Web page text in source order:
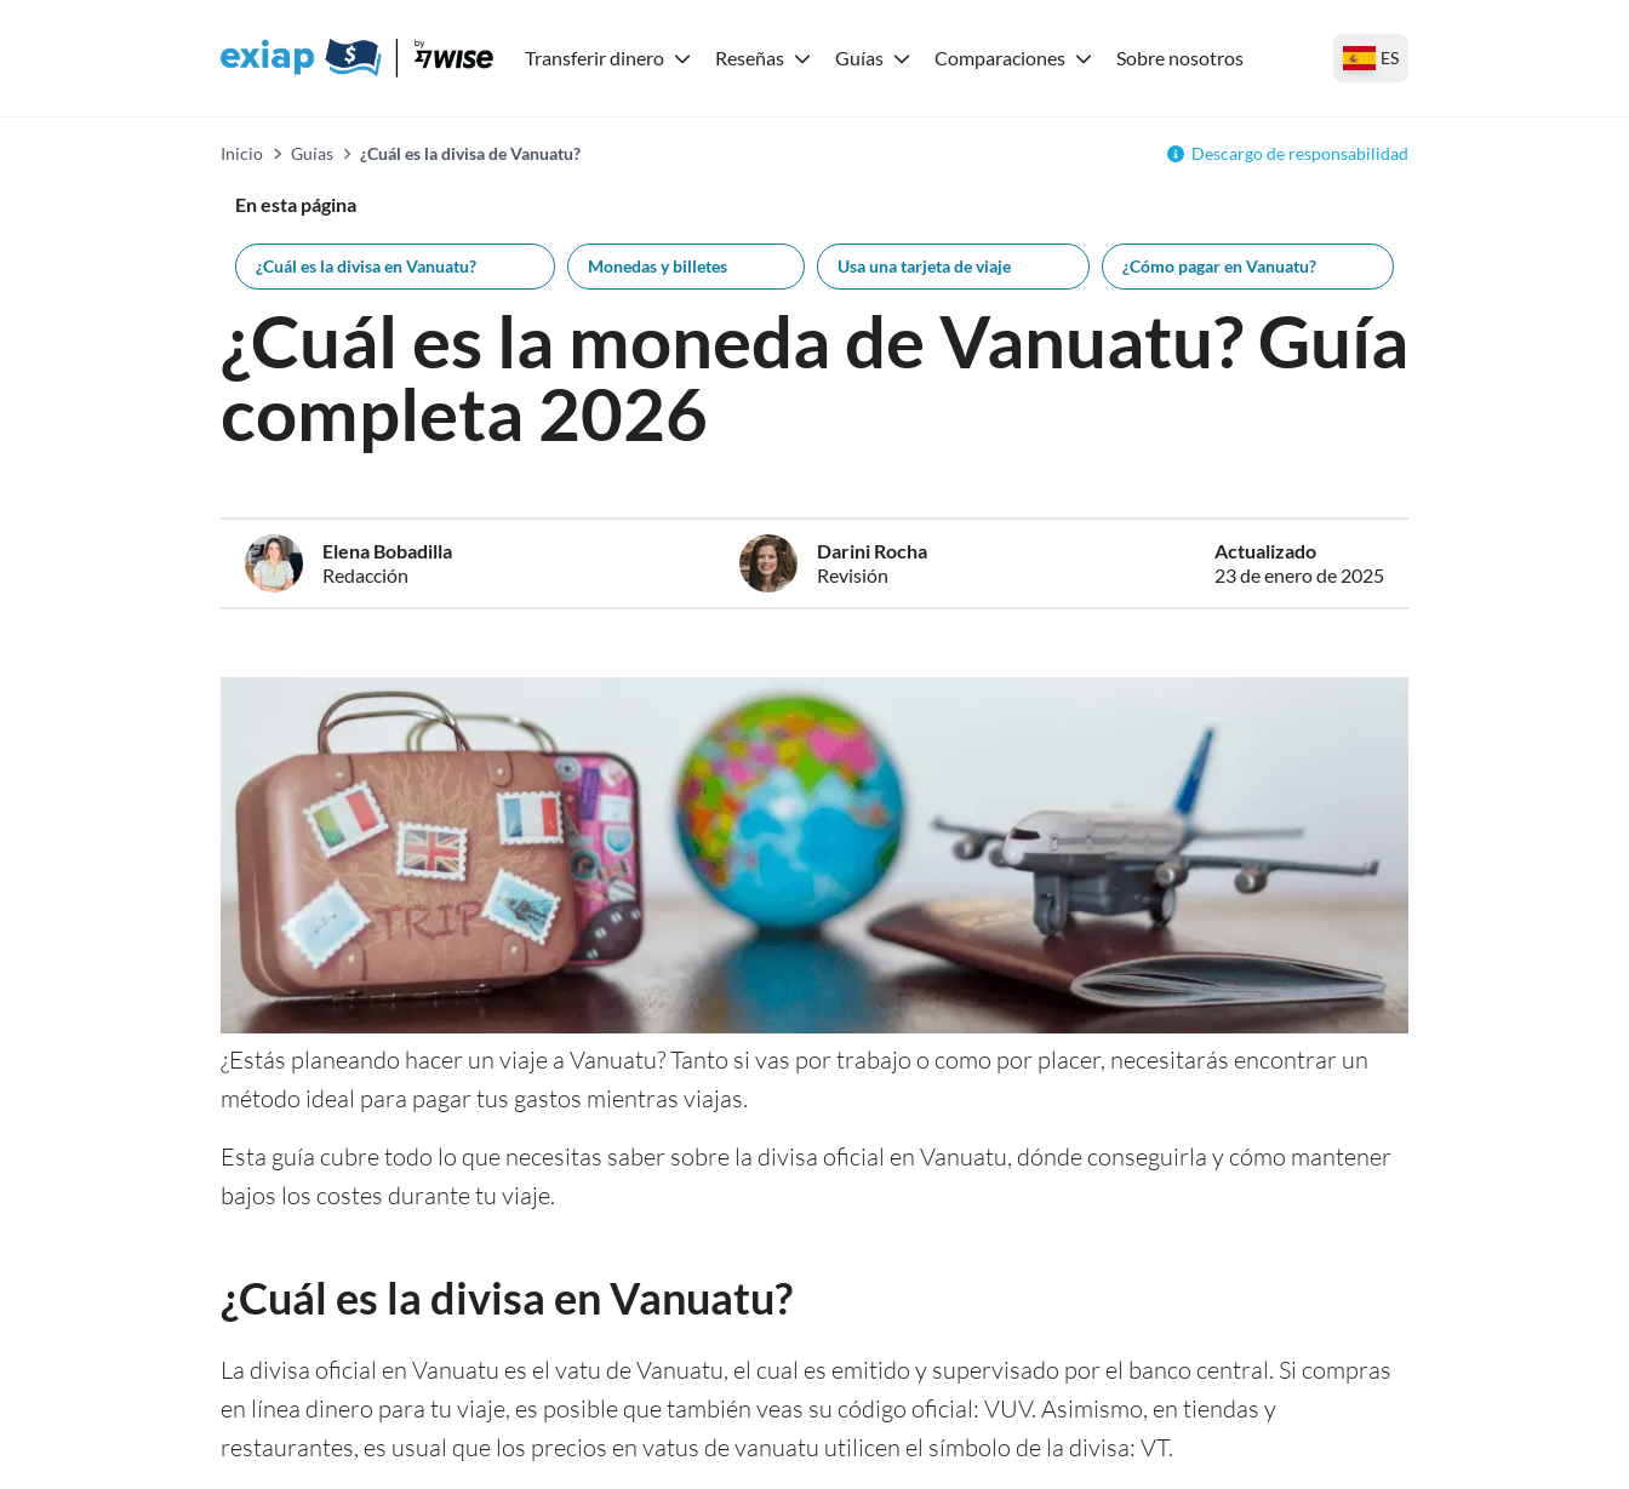
Transferir dinero Reseñas Guías Comparaciones Sobre nosotros ES
Inicio Guías ¿Cuál es la divisa de Vanuatu? Descargo de responsabilidad
En esta página
¿Cuál es la divisa en Vanuatu? Monedas y billetes Usa una tarjeta de viaje ¿Cómo pagar en Vanuatu?
¿Cuál es la moneda de Vanuatu? Guía
completa 2026
Elena Bobadilla
Redacción
Darini Rocha
Revisión
Actualizado
23 de enero de 2025
¿Estás planeando hacer un viaje a Vanuatu? Tanto si vas por trabajo o como por placer, necesitarás encontrar un
método ideal para pagar tus gastos mientras viajas.
Esta guía cubre todo lo que necesitas saber sobre la divisa oficial en Vanuatu, dónde conseguirla y cómo mantener
bajos los costes durante tu viaje.
¿Cuál es la divisa en Vanuatu?
La divisa oficial en Vanuatu es el vatu de Vanuatu, el cual es emitido y supervisado por el banco central. Si compras
en línea dinero para tu viaje, es posible que también veas su código oficial: VUV. Asimismo, en tiendas y
restaurantes, es usual que los precios en vatus de vanuatu utilicen el símbolo de la divisa: VT.